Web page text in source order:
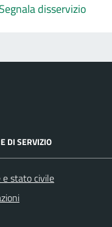
Segnala disservizio
DI SERVIZIO
e stato civile